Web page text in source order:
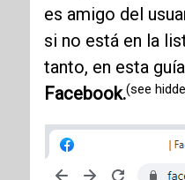
es amigo del
si no está en la
tanto, en esta
Facebook.(see